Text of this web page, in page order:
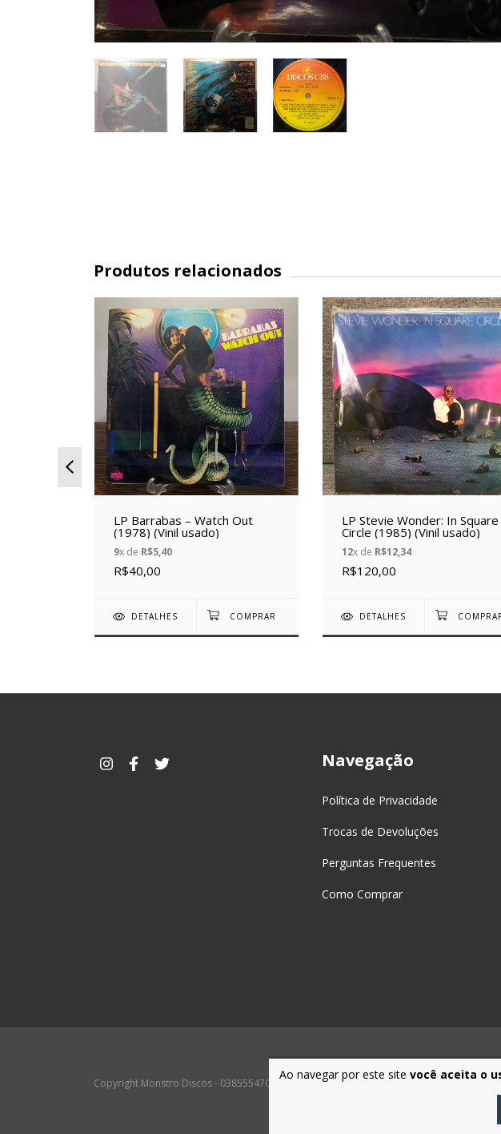
Ao navegar por este site você aceita o
Produtos relacionados
LP Barrabas – Watch Out
(1978) (Vinil usado)
9x de R$5,40
R$40,00
DETALHES
LP Stevie Wonder: In Square
Circle (1985) (Vinil usado)
12x de R$12,34
R$120,00
DETALHES
Navegação
Política de Privacidade
Trocas de Devoluções
Perguntas Frequentes
Como Comprar
Copyright Monstro Discos - 03855547000167 - 2026. Todos os direitos reservados.